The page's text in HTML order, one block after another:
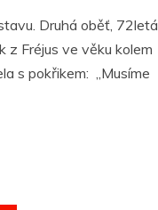
Druhá oběť, 72letá
z Fréjus ve věku kolem
s pokřikem: „Musíme